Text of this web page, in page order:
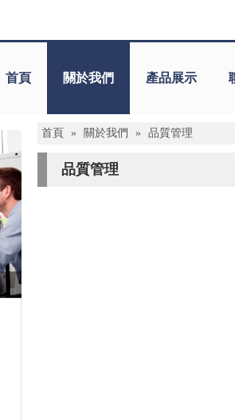
首頁 關於我們 產品展示
首頁 » 關於我們 » 品質管理
品質管理